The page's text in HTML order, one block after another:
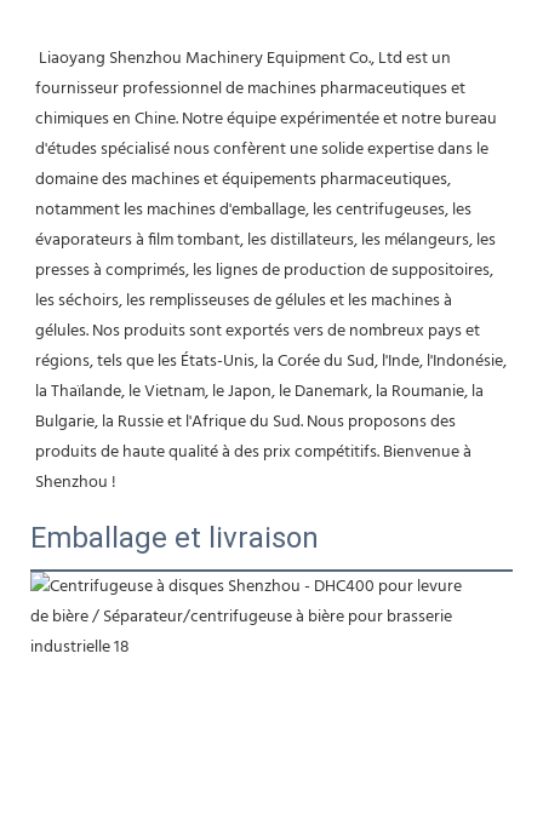
fournisseur professionnel de machines pharmaceutiques et
chimiques en Chine. Notre équipe expérimentée et notre bureau
d'études spécialisé nous confèrent une solide expertise dans le
domaine des machines et équipements pharmaceutiques,
notamment les machines d'emballage, les centrifugeuses, les
évaporateurs à film tombant, les distillateurs, les mélangeurs, les
presses à comprimés, les lignes de production de suppositoires,
les séchoirs, les remplisseuses de gélules et les machines à
gélules. Nos produits sont exportés vers de nombreux pays et
régions, tels que les États-Unis, la Corée du Sud, l'Inde, l'Indonésie,
la Thaïlande, le Vietnam, le Japon, le Danemark, la Roumanie, la
Bulgarie, la Russie et l'Afrique du Sud. Nous proposons des
produits de haute qualité à des prix compétitifs. Bienvenue à
Shenzhou !
Emballage et livraison